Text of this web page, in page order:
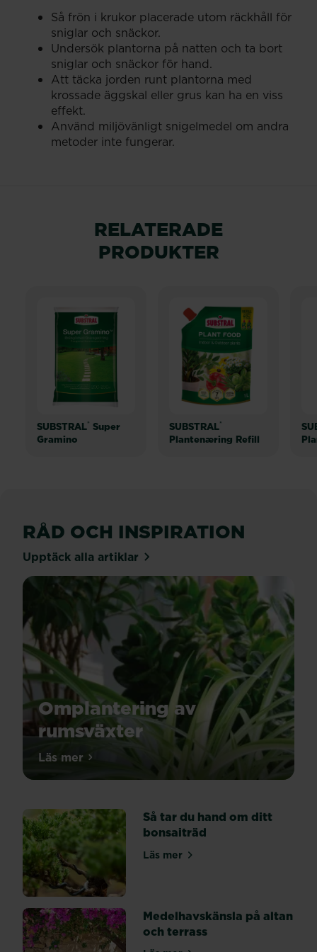
Så frön i krukor placerade utom räckhåll för
sniglar och snäckor.
Undersök plantorna på natten och ta bort
sniglar och snäckor för hand.
Att täcka jorden runt plantorna med
krossade äggskal eller grus kan ha en viss
effekt.
Använd miljövänligt snigelmedel om andra
metoder inte fungerar.
RELATERADE
PRODUKTER
SUBSTRAL® Super
Gramino
SUBSTRAL®
Plantenæring Refill
RÅD OCH INSPIRATION
Upptäck alla artiklar
Omplantering av
rumsväxter
Det
plantera
om
rumsväxter:
1.
Börja
med
att
lossa
växten
Läs merom Omplantering av rumsväxter
Så tar du hand om ditt
bonsaiträd
Läs merom Så tar du hand om ditt
Medelhavskänsla på altan
och terrass